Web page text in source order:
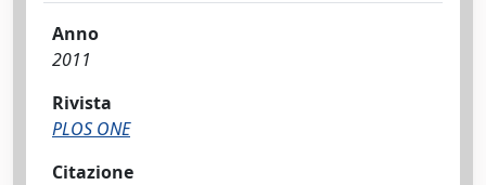
Anno
2011
Rivista
PLOS ONE
Citazione